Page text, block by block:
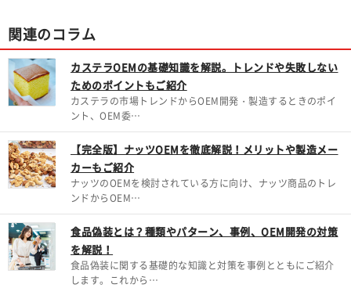
関連のコラム
カステラOEMの基礎知識を解説。トレンドや失敗しない
ためのポイントもご紹介
カステラの市場トレンドからOEM開発・製造するときのポイ
ント、OEM委…
【完全版】ナッツOEMを徹底解説！メリットや製造メー
カーもご紹介
ナッツのOEMを検討されている方に向け、ナッツ商品のトレ
ンドからOEM…
食品偽装とは？種類やパターン、事例、OEM開発の対策
を解説！
食品偽装に関する基礎的な知識と対策を事例とともにご紹介
します。これから…